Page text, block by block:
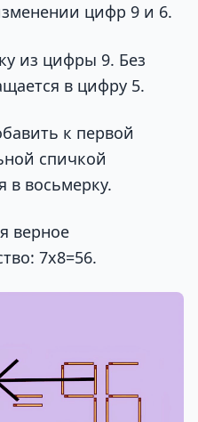
цифр 9 и 6.
из цифры 9. Без
в цифру 5.
к первой
спичкой
в восьмерку.
верное
7х8=56.